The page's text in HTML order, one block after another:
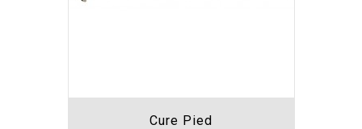
Cure Pied